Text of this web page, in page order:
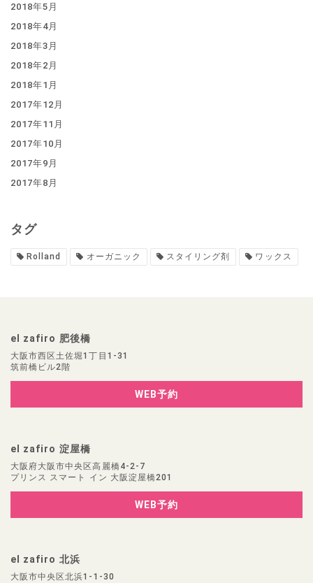
2018年5月
2018年4月
2018年3月
2018年2月
2018年1月
2017年12月
2017年11月
2017年10月
2017年9月
2017年8月
タグ
Rolland オーガニック スタイリング剤 ワックス
el zafiro 肥後橋
大阪市西区土佐堀1丁目1-31
筑前橋ビル2階
WEB予約
el zafiro 淀屋橋
大阪府大阪市中央区高麗橋4-2-7
プリンス スマート イン 大阪淀屋橋201
WEB予約
el zafiro 北浜
大阪市中央区北浜1-1-30